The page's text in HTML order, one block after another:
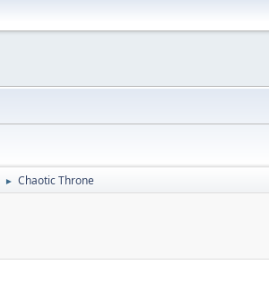
► Chaotic Throne